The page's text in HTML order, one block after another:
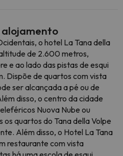
alojamento
o hotel La Tana della
de 2.600 metros,
e ao lado das pistas de esqui
Dispõe de quartos com vista
ser alcançada a pé ou de
disso, o centro da cidade
Nuova Nube ou
quartos do Tana della Volpe
Além disso, o Hotel La Tana
restaurante com vista